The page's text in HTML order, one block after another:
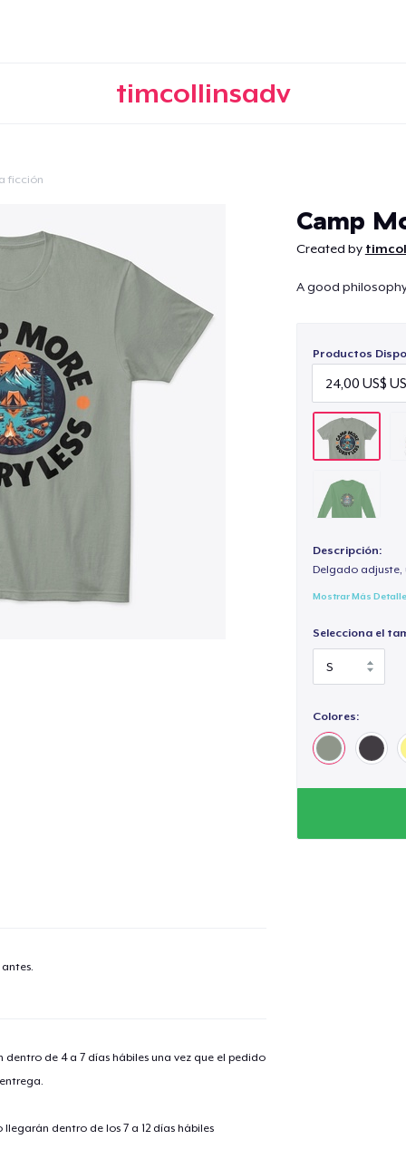
timcollinsadv
ficción
Camp
Created by
A good
Productos
Descripción:
Delgado adjuste,
Mostrar Más
Selecciona el
Colores:
de 4 a 7 días hábiles una vez que el pedido
dentro de los 7 a 12 días hábiles